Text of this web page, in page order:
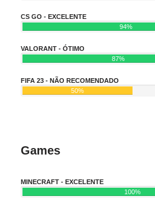
CS GO - EXCELENTE
94%
VALORANT - ÓTIMO
87%
FIFA 23 - NÃO RECOMENDADO
50%
Games
MINECRAFT - EXCELENTE
100%